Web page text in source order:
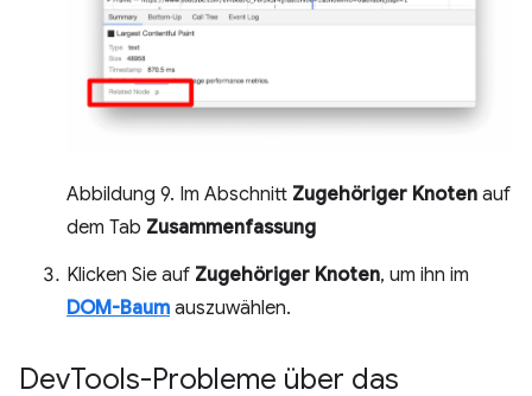
Abbildung 9. Im Abschnitt Zugehöriger Knoten auf
dem Tab Zusammenfassung
Klicken Sie auf Zugehöriger Knoten, um ihn im
DOM-Baum auszuwählen.
DevTools-Probleme über das